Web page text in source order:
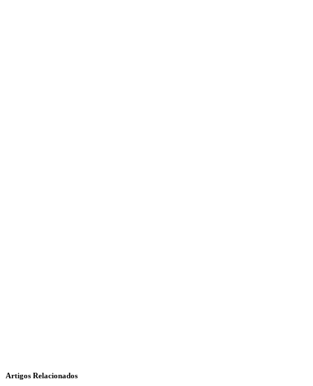
Artigos Relacionados